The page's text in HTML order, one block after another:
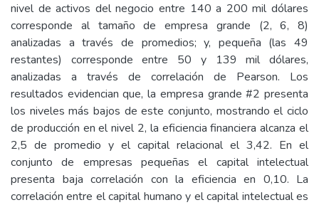
nivel de activos del negocio entre 140 a 200 mil dólares
corresponde al tamaño de empresa grande (2, 6, 8)
analizadas a través de promedios; y, pequeña (las 49
restantes) corresponde entre 50 y 139 mil dólares,
analizadas a través de correlación de Pearson. Los
resultados evidencian que, la empresa grande #2 presenta
los niveles más bajos de este conjunto, mostrando el ciclo
de producción en el nivel 2, la eficiencia financiera alcanza el
2,5 de promedio y el capital relacional el 3,42. En el
conjunto de empresas pequeñas el capital intelectual
presenta baja correlación con la eficiencia en 0,10. La
correlación entre el capital humano y el capital intelectual es